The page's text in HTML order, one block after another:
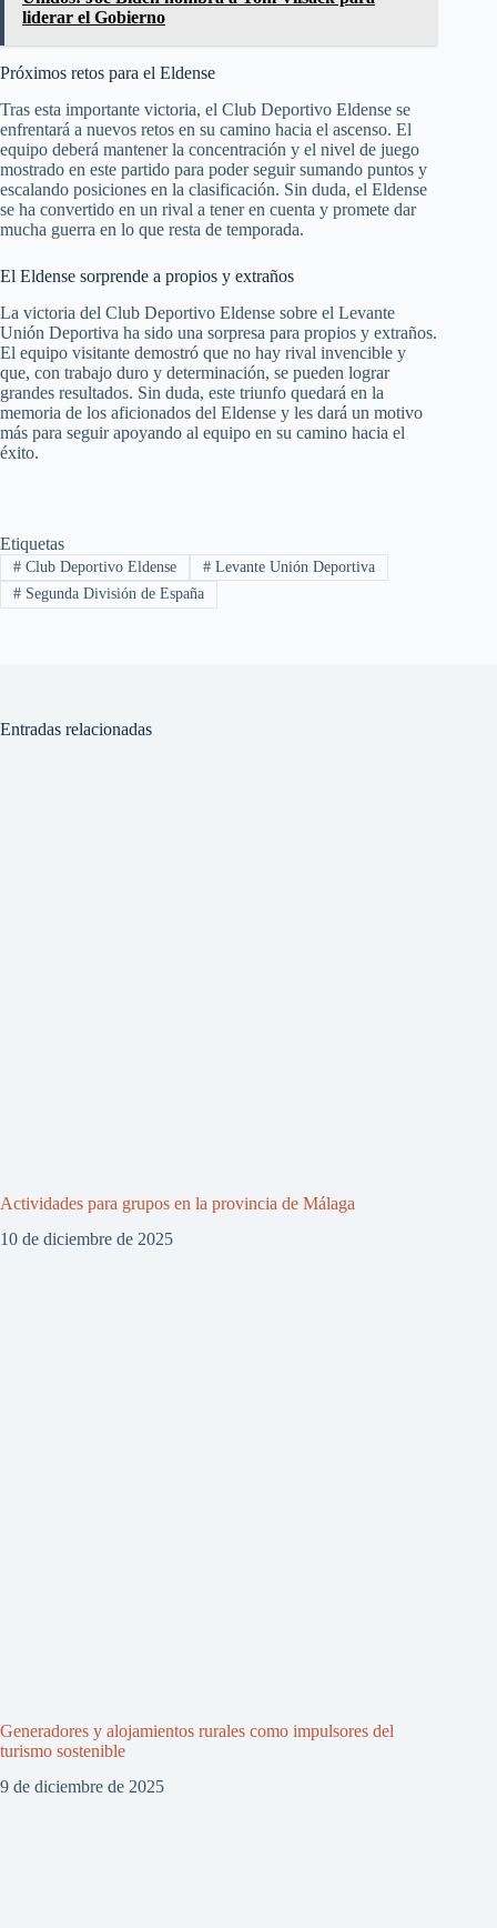
liderar el Gobierno
Próximos retos para el Eldense
Tras esta importante victoria, el Club Deportivo Eldense se
enfrentará a nuevos retos en su camino hacia el ascenso. El
equipo deberá mantener la concentración y el nivel de juego
mostrado en este partido para poder seguir sumando puntos y
escalando posiciones en la clasificación. Sin duda, el Eldense
se ha convertido en un rival a tener en cuenta y promete dar
mucha guerra en lo que resta de temporada.
El Eldense sorprende a propios y extraños
La victoria del Club Deportivo Eldense sobre el Levante
Unión Deportiva ha sido una sorpresa para propios y extraños.
El equipo visitante demostró que no hay rival invencible y
que, con trabajo duro y determinación, se pueden lograr
grandes resultados. Sin duda, este triunfo quedará en la
memoria de los aficionados del Eldense y les dará un motivo
más para seguir apoyando al equipo en su camino hacia el
éxito.
Etiquetas
#Club Deportivo Eldense #Levante Unión Deportiva
#Segunda División de España
Entradas relacionadas
Actividades para grupos en la provincia de Málaga
10 de diciembre de 2025
Generadores y alojamientos rurales como impulsores del
turismo sostenible
9 de diciembre de 2025